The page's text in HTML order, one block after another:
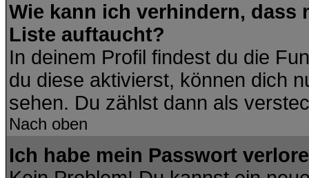
Wie kann ich verhindern, dass
Liste auftaucht?
In deinem Profil findest du die
du diese aktivierst, können dich
sehen. Du zählst dann als
Nach oben
Ich habe mein Passwort